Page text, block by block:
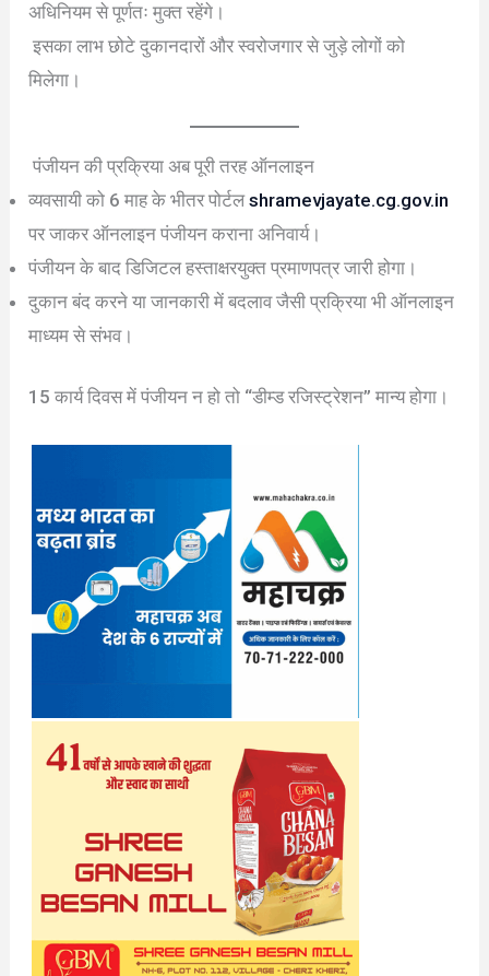
अधिनियम से पूर्णतः मुक्त रहेंगे।
इसका लाभ छोटे दुकानदारों और स्वरोजगार से जुड़े लोगों को
मिलेगा।
पंजीयन की प्रक्रिया अब पूरी तरह ऑनलाइन
व्यवसायी को 6 माह के भीतर पोर्टलshramevjayate.cg.gov.in
पर जाकर ऑनलाइन पंजीयन कराना अनिवार्य।
पंजीयन के बाद डिजिटल हस्ताक्षरयुक्त प्रमाणपत्र जारी होगा।
दुकान बंद करने या जानकारी में बदलाव जैसी प्रक्रिया भी ऑनलाइन
माध्यम से संभव।
15 कार्य दिवस में पंजीयन न हो तो “डीम्ड रजिस्ट्रेशन” मान्य होगा।